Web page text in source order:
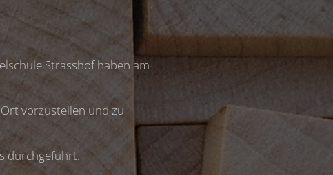
Strasshof haben am
vorzustellen und zu
durchgeführt.